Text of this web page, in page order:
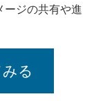
ージの共有や進
る